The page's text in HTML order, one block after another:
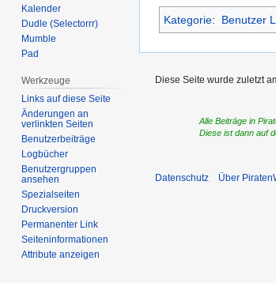
Kategorie: Benutzer
Kalender
Dudle (Selectorrr)
Mumble
Pad
Werkzeuge
Links auf diese Seite
Änderungen an
verlinkten Seiten
Benutzerbeiträge
Logbücher
Benutzergruppen
ansehen
Spezialseiten
Druckversion
Permanenter Link
Seiten­­informationen
Attribute anzeigen
Diese Seite wurde zuletzt
Alle Beiträge in
Diese ist dann auf
Datenschutz Über